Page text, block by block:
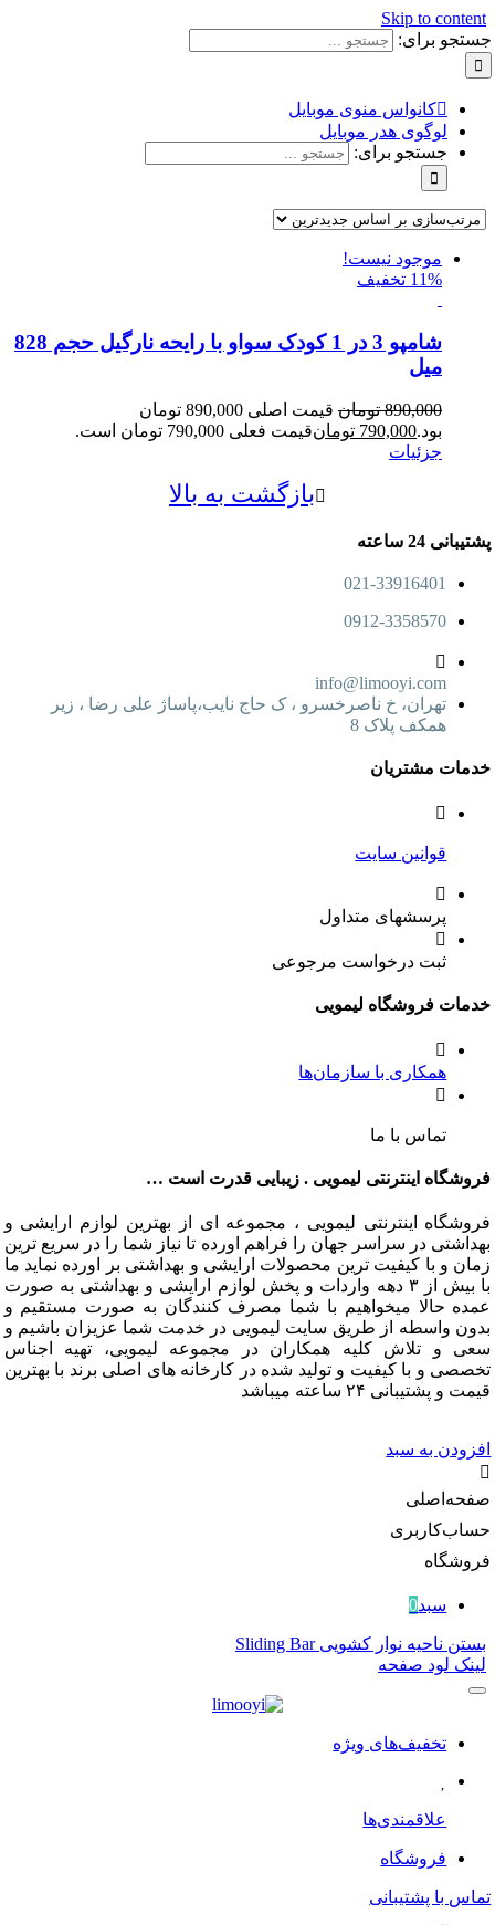
Skip to content
جستجو برای:
کانواس منوی موبایل
لوگوی هدر موبایل
جستجو برای:
موجود نیست!
11% تخفیف
شامپو 3 در 1 کودک سواو با رایحه نارگیل حجم 828
میل
890,000 تومان
قیمت اصلی 890,000 تومان
بود.790,000 تومانقیمت فعلی 790,000 تومان است.
جزئیات
بازگشت به بالا
پشتیبانی 24 ساعته
021-33916401
0912-3358570
info@limooyi.com
تهران، خ ناصرخسرو ، ک حاج نایب،پاساژ علی رضا ، زیر
همکف پلاک 8
خدمات مشتریان
قوانین سایت
پرسشهای متداول
ثبت درخواست مرجوعی
خدمات فروشگاه لیمویی
همکاری با سازمان‌ها
تماس با ما
فروشگاه اینترنتی لیمویی . زیبایی قدرت است …
فروشگاه اینترنتی لیمویی ، مجموعه ای از بهترین لوازم ارایشی و
بهداشتی در سراسر جهان را فراهم اورده تا نیاز شما را در سریع ترین
زمان و با کیفیت ترین محصولات ارایشی و بهداشتی بر اورده نماید ما
با بیش از ۳ دهه واردات و پخش لوازم ارایشی و بهداشتی به صورت
عمده حالا میخواهیم با شما مصرف کنندگان به صورت مستقیم و
بدون واسطه از طریق سایت لیمویی در خدمت شما عزیزان باشیم و
سعی و تلاش کلیه همکاران در مجموعه لیمویی، تهیه اجناس
تخصصی و با کیفیت و تولید شده در کارخانه های اصلی برند با بهترین
قیمت و پشتیبانی ۲۴ ساعته میباشد
افزودن به سبد
صفحه‌اصلی
حساب‌کاربری
فروشگاه
سبد0
بستن ناحیه نوار کشویی Sliding Bar
لینک لود صفحه
تخفیف‌های ویژه
علاقمندی‌ها
فروشگاه
تماس با پشتیبانی